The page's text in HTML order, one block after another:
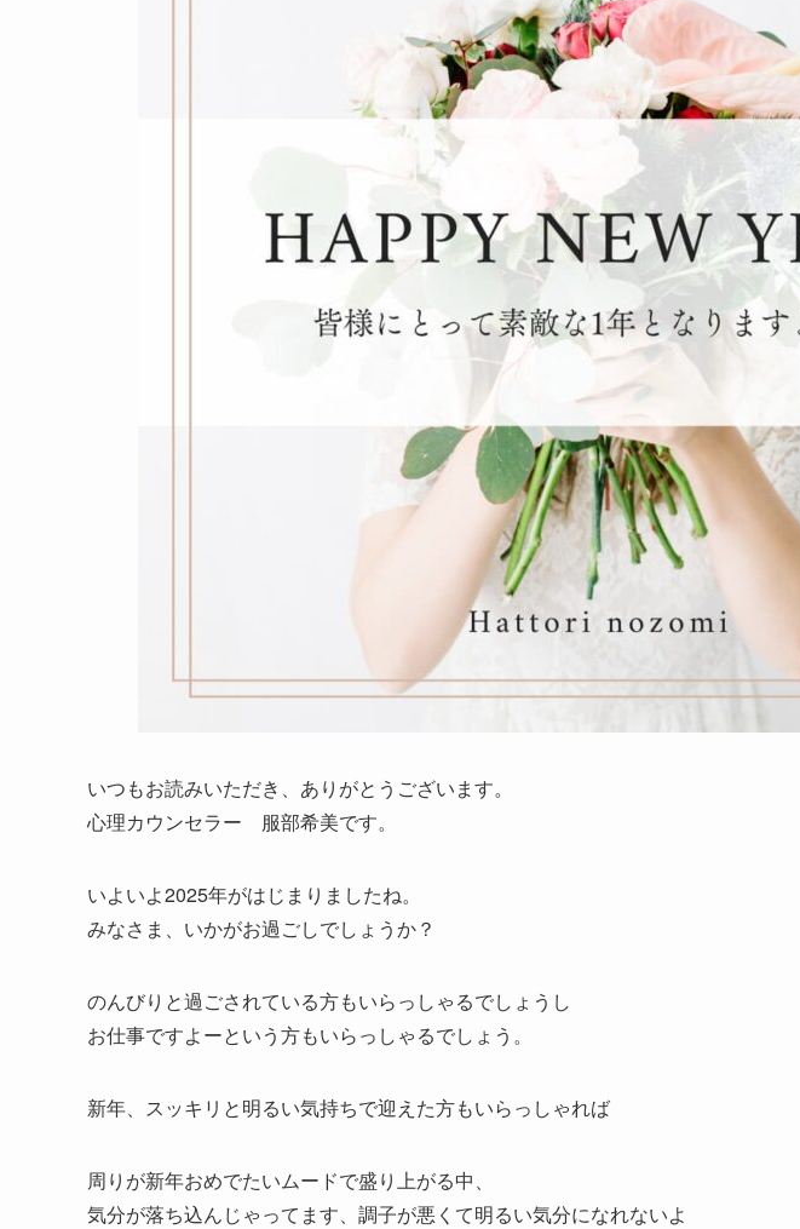
いつもお読みいただき、ありがとうございます。
心理カウンセラー 服部希美です。
いよいよ2025年がはじまりましたね。
みなさま、いかがお過ごしでしょうか？
のんびりと過ごされている方もいらっしゃるでしょうし
お仕事ですよーという方もいらっしゃるでしょう。
新年、スッキリと明るい気持ちで迎えた方もいらっしゃれば
周りが新年おめでたいムードで盛り上がる中、
気分が落ち込んじゃってます、調子が悪くて明るい気分になれないよ